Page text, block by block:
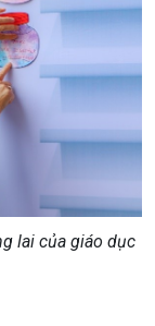
lai của giáo dục